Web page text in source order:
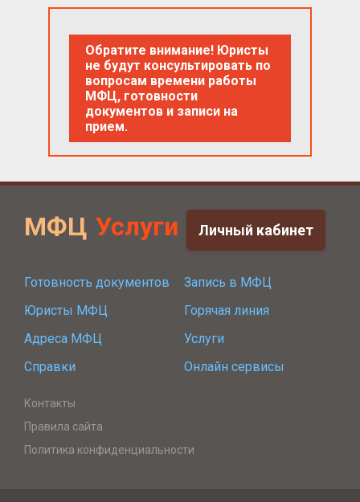
Обратите внимание! Юристы
не будут консультировать по
вопросам времени работы
МФЦ, готовности
документов и записи на
прием.
МФЦ Услуги Личный кабинет
Готовность документов
Запись в МФЦ
Юристы МФЦ
Горячая линия
Адреса МФЦ
Услуги
Справки
Онлайн сервисы
Контакты
Правила сайта
Политика конфиденциальности